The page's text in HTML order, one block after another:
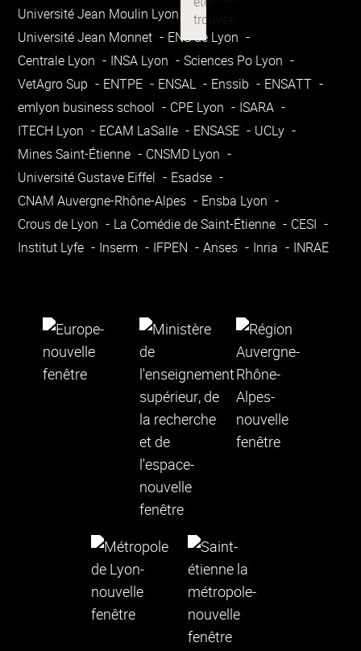
Université Jean Moulin Lyon 3
Université Jean Monnet
ENS de Lyon
Centrale Lyon
INSA Lyon
Sciences Po Lyon
VetAgro Sup
ENTPE ENSAL Enssib
ENSATT
emlyon business school
CPE Lyon
ISARA
ITECH Lyon
ECAM LaSalle ENSASE
UCLy
Mines Saint-Étienne
CNSMD Lyon
Université Gustave Eiffel
Esadse
CNAM Auvergne-Rhône-Alpes
Ensba Lyon
Crous de Lyon
La Comédie de Saint-Étienne
CESI
Institut Lyfe
Inserm IFPEN Anses Inria INRAE